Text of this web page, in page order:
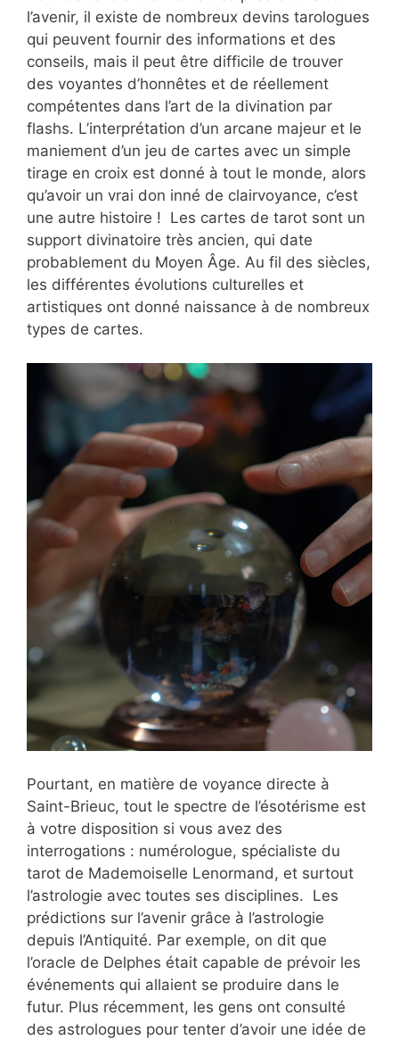
l’avenir, il existe de nombreux devins tarologues
qui peuvent fournir des informations et des
conseils, mais il peut être difficile de trouver
des voyantes d’honnêtes et de réellement
compétentes dans l’art de la divination par
flashs. L’interprétation d’un arcane majeur et le
maniement d’un jeu de cartes avec un simple
tirage en croix est donné à tout le monde, alors
qu’avoir un vrai don inné de clairvoyance, c’est
une autre histoire ! Les cartes de tarot sont un
support divinatoire très ancien, qui date
probablement du Moyen Âge. Au fil des siècles,
les différentes évolutions culturelles et
artistiques ont donné naissance à de nombreux
types de cartes.
Pourtant, en matière de voyance directe à
Saint-Brieuc, tout le spectre de l’ésotérisme est
à votre disposition si vous avez des
interrogations : numérologue, spécialiste du
tarot de Mademoiselle Lenormand, et surtout
l’astrologie avec toutes ses disciplines. Les
prédictions sur l’avenir grâce à l’astrologie
depuis l’Antiquité. Par exemple, on dit que
l’oracle de Delphes était capable de prévoir les
événements qui allaient se produire dans le
futur. Plus récemment, les gens ont consulté
des astrologues pour tenter d’avoir une idée de